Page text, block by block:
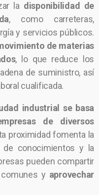
la disponibilidad de
, como carreteras,
y servicios públicos.
de materias
, lo que reduce los
de suministro, así
cualificada.
industrial se basa
de diversos
proximidad fomenta la
de conocimientos y la
pueden compartir
y aprovechar